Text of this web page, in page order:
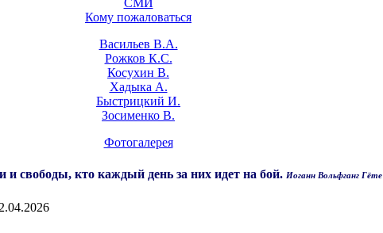
СМИ
Кому пожаловаться
Васильев В.А.
Рожков К.С.
Косухин В.
Хадыка А.
Быстрицкий И.
Зосименко В.
Фотогалерея
и свободы, кто каждый день за них идет на бой. Иоганн Вольфганг Гёте